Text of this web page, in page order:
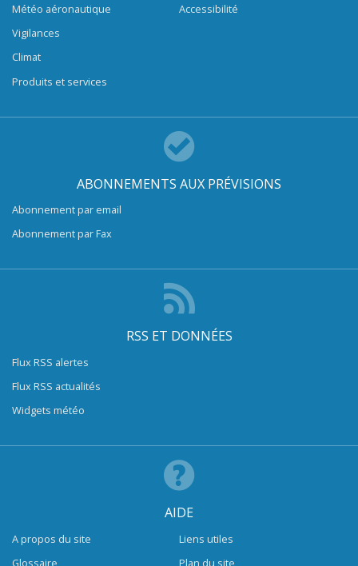
Météo aéronautique
Vigilances
Climat
Produits et services
Accessibilité
ABONNEMENTS AUX PRÉVISIONS
Abonnement par email
Abonnement par Fax
RSS ET DONNÉES
Flux RSS alertes
Flux RSS actualités
Widgets météo
AIDE
A propos du site
Glossaire
Liens utiles
Plan du site